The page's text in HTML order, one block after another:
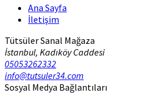
Ana Sayfa
İletişim
Tütsüler Sanal Mağaza
İstanbul, Kadıköy Caddesi
05053262332
info@tutsuler34.com
Sosyal Medya Bağlantıları